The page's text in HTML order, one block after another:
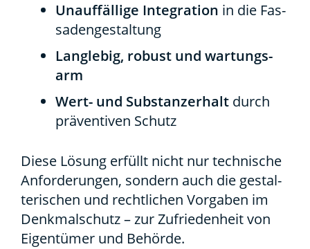
Unauf­fäl­li­ge Inte­gra­ti­on in die Fas­
sa­den­ge­stal­tung
Lang­le­big, robust und war­tungs­
arm
Wert- und Sub­stanz­er­halt durch
prä­ven­ti­ven Schutz
Die­se Lösung erfüllt nicht nur tech­ni­sche
Anfor­de­run­gen, son­dern auch die gestal­
te­ri­schen und recht­li­chen Vor­ga­ben im
Denk­mal­schutz – zur Zufrie­den­heit von
Eigen­tü­mer und Behör­de.